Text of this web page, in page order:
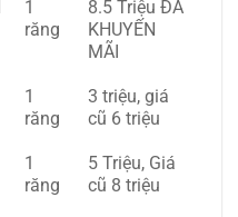
1
răng
8.5 Triệu ĐÃ
KHUYẾN
MÃI
1
răng
3 triệu, giá
cũ 6 triệu
1
răng
5 Triệu, Giá
cũ 8 triệu